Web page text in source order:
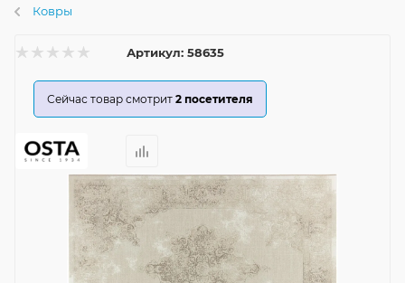
Ковры
Артикул: 58635
Сейчас товар смотрит 2 посетителя